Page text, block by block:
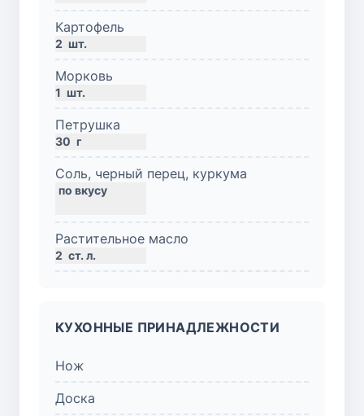
Картофель
2 шт.
Морковь
1 шт.
Петрушка
30 г
Соль, черный перец, куркума
Растительное масло
2 ст. л.
КУХОННЫЕ ПРИНАДЛЕЖНОСТИ
Нож
Доска